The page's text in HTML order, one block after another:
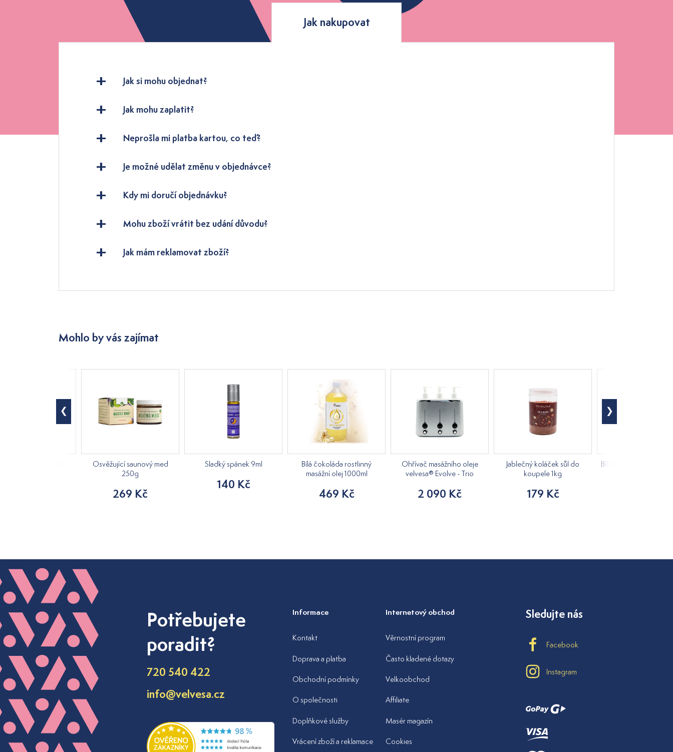
Jak nakupovat
Jak si mohu objednat?
Jak mohu zaplatit?
Neprošla mi platba kartou, co teď?
Je možné udělat změnu v objednávce?
Kdy mi doručí objednávku?
Mohu zboží vrátit bez udání důvodu?
Jak mám reklamovat zboží?
Mohlo by vás zajímat
Osvěžující saunový med
250g
269 Kč
Sladký spánek 9ml
140 Kč
Bílá čokoláda rostlinný
masážní olej 1000ml
469 Kč
Ohřívač masážního oleje
velvesa® Evolve - Trio
2 090 Kč
Jablečný koláček sůl do
koupele 1kg
179 Kč
Bílý klobouk do sauny
Potřebujete
poradit?
720 540 422
info@velvesa.cz
Informace
Kontakt
Doprava a platba
Obchodní podmínky
O společnosti
Doplňkové služby
Vrácení zboží a reklamace
Internetový obchod
Věrnostní program
Často kladené dotazy
Velkoobchod
Affiliate
Masér magazín
Cookies
Sledujte nás
Facebook
Instagram